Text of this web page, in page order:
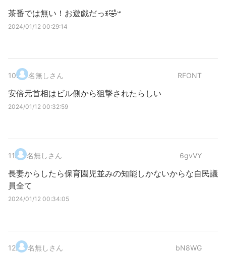
茶番では無い！お遊戯だっꉂ🤣𐤔
2024/01/12 00:29:14
10. 名無しさん RFONT
安倍元首相はビル側から狙撃されたらしい
2024/01/12 00:32:59
11. 名無しさん 6gvVY
長妻からしたら保育園児並みの知能しかないからな自民議
員全て
2024/01/12 00:34:05
12. 名無しさん bN8WG